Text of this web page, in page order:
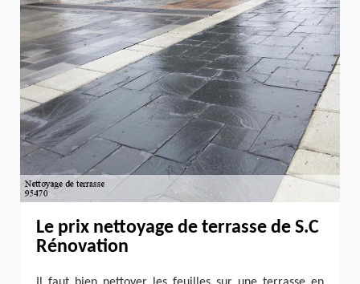
Le prix nettoyage de terrasse de S.C
Rénovation